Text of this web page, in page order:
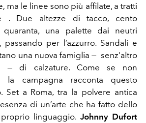
ma le linee sono più affilate, a tratti
. Due altezze di tacco, cento
una palette dai neutri
passando per l’azzurro. Sandali e
una nuova famiglia — senz'altro
— di calzature. Come se non
la campagna racconta questo
Set a Roma, tra la polvere antica
di un’arte che ha fatto dello
linguaggio. Johnny Dufort